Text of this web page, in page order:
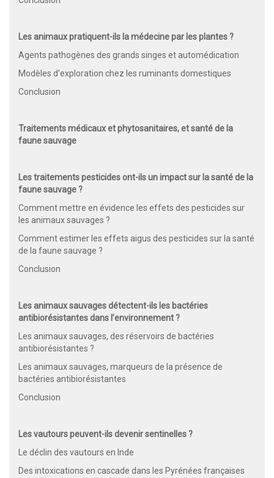
Les animaux pratiquent-ils la médecine par les plantes ?
Agents pathogènes des grands singes et automédication
Modèles d’exploration chez les ruminants domestiques
Conclusion
Traitements médicaux et phytosanitaires, et santé de la
faune sauvage
Les traitements pesticides ont-ils un impact sur la santé de la
faune sauvage ?
Comment mettre en évidence les effets des pesticides sur
les animaux sauvages ?
Comment estimer les effets aigus des pesticides sur la santé
de la faune sauvage ?
Conclusion
Les animaux sauvages détectent-ils les bactéries
antibiorésistantes dans l’environnement ?
Les animaux sauvages, des réservoirs de bactéries
antibiorésistantes ?
Les animaux sauvages, marqueurs de la présence de
bactéries antibiorésistantes
Conclusion
Les vautours peuvent-ils devenir sentinelles ?
Le déclin des vautours en Inde
Des intoxications en cascade dans les Pyrénées françaises